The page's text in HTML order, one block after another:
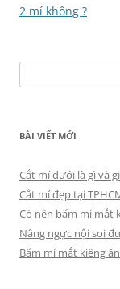
hướng
2 mí không ?
kiếm
BÀI VIẾT MỚI
Cắt mí dưới là gì và
Cắt mí đẹp tại
Có nên bấm mí mắt
Nâng ngực nội soi
Bấm mí mắt kiêng